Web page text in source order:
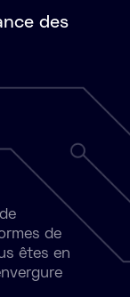
des
de
êtes en